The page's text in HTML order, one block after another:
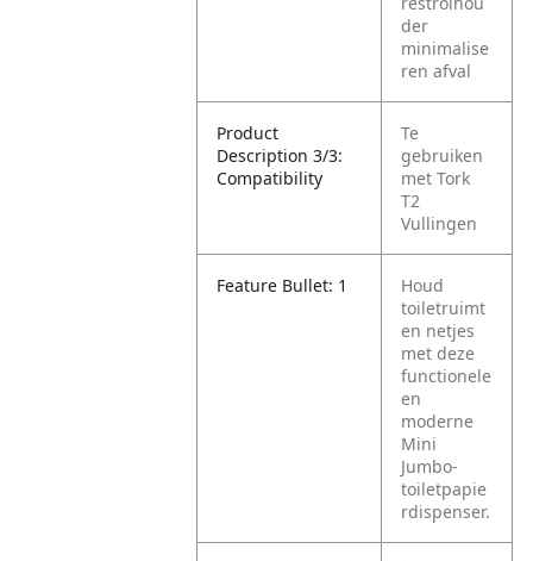
der
minimalise
ren afval
Product
Description 3/3:
Compatibility
Te
gebruiken
met Tork
T2
Vullingen
Feature Bullet: 1
Houd
toiletruimt
en netjes
met deze
functionele
en
moderne
Mini
Jumbo-
toiletpapie
rdispenser.